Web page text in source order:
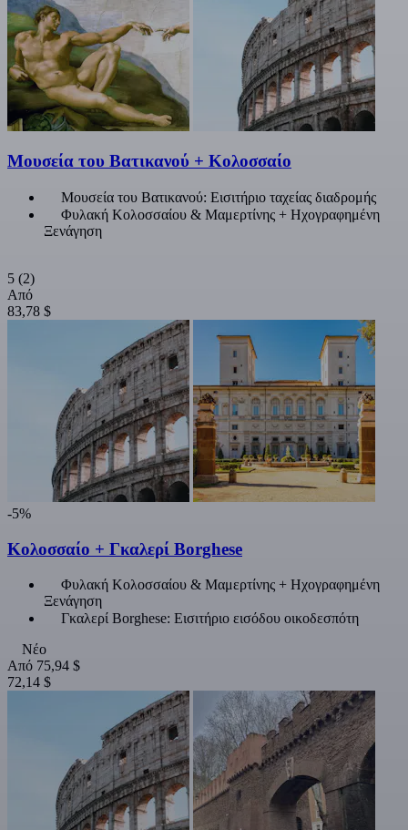
Μουσεία του Βατικανού + Κολοσσαίο
Μουσεία του Βατικανού: Εισιτήριο ταχείας διαδρομής
Φυλακή Κολοσσαίου & Μαμερτίνης + Ηχογραφημένη
Ξενάγηση
5 (2)
Από
83,78 $
-5%
Κολοσσαίο + Γκαλερί Borghese
Φυλακή Κολοσσαίου & Μαμερτίνης + Ηχογραφημένη
Ξενάγηση
Γκαλερί Borghese: Εισιτήριο εισόδου οικοδεσπότη
Νέο
Από 75,94 $
72,14 $